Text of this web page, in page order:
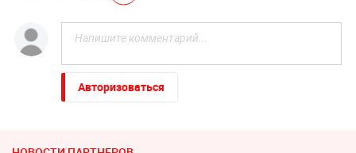
Авторизоваться